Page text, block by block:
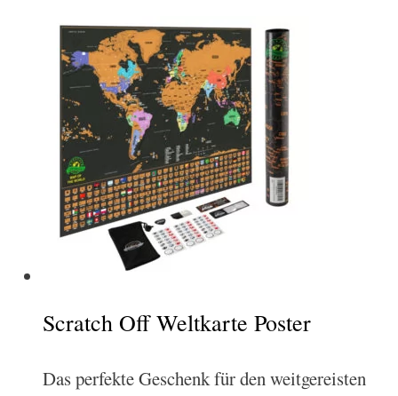
Scratch Off Weltkarte Poster
Das perfekte Geschenk für den weitgereisten